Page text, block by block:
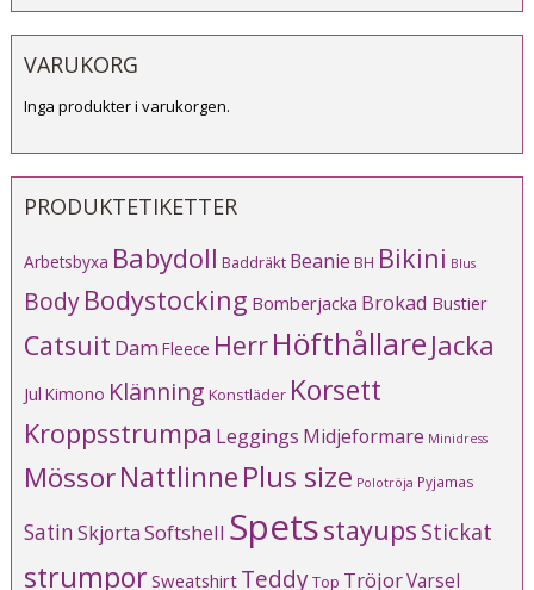
VARUKORG
Inga produkter i varukorgen.
PRODUKTETIKETTER
Arbetsbyxa Babydoll Baddräkt Beanie BH Bikini Blus
BodyBodystocking Bomberjacka Brokad Bustier
Catsuit Dam Fleece HerrHöfthållare Jacka
Jul Kimono Klänning Konstläder Korsett
Kroppsstrumpa Leggings Midjeformare Minidress
MössorNattlinnePlus size Polotröja Pyjamas
SatinSkjortaSoftshell Spetsstayups Stickat
strumporSweatshirt TeddyTop TröjorVarsel